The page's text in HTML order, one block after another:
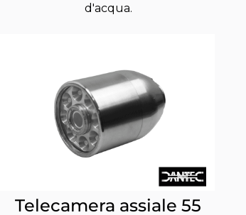
d'acqua.
Telecamera assiale 55